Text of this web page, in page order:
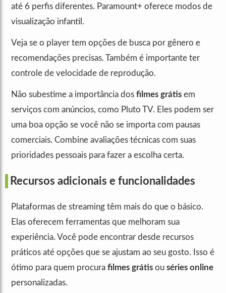
até 6 perfis diferentes. Paramount+ oferece modos de
visualização infantil.
Veja se o player tem opções de busca por gênero e
recomendações precisas. Também é importante ter
controle de velocidade de reprodução.
Não subestime a importância dos filmes grátis em
serviços com anúncios, como Pluto TV. Eles podem ser
uma boa opção se você não se importa com pausas
comerciais. Combine avaliações técnicas com suas
prioridades pessoais para fazer a escolha certa.
Recursos adicionais e funcionalidades
Plataformas de streaming têm mais do que o básico.
Elas oferecem ferramentas que melhoram sua
experiência. Você pode encontrar desde recursos
práticos até opções que se ajustam ao seu gosto. Isso é
ótimo para quem procura filmes grátis ou séries online
personalizadas.